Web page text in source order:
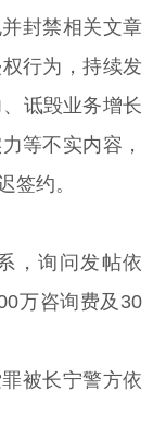
封禁相关文章
行为，持续发
诋毁业务增长
等不实内容，
签约。
，询问发帖依
万咨询费及30
被长宁警方依